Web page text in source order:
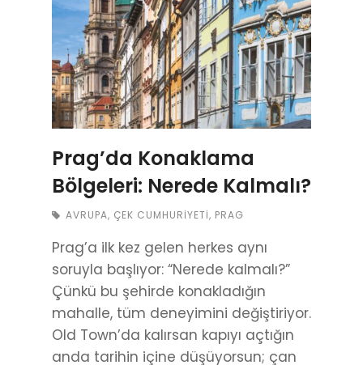
Prag’da Konaklama
Bölgeleri: Nerede Kalmalı?
AVRUPA, ÇEK CUMHURIYETI, PRAG
Prag’a ilk kez gelen herkes aynı
soruyla başlıyor: “Nerede kalmalı?”
Çünkü bu şehirde konakladığın
mahalle, tüm deneyimini değiştiriyor.
Old Town’da kalırsan kapıyı açtığın
anda tarihin içine düşüyorsun; çan